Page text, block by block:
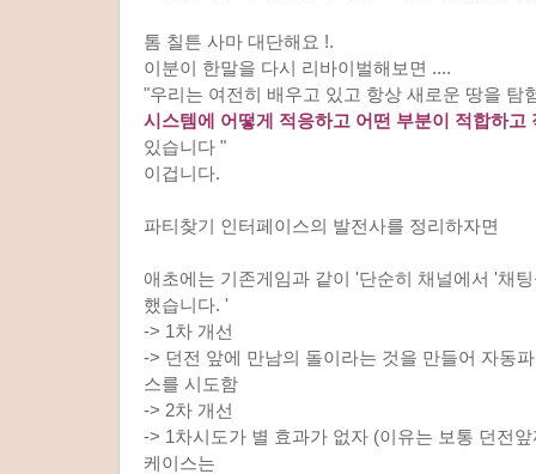
톰 칠튼 사마 대단해요 !.
이분이 한말을 다시 리바이벌해보면 ....
"우리는 여전히 배우고 있고 항상 새로운 땅을 탐
시스템에 어떻게 적응하고 어떤 부분이 적합하고
있습니다 "
이겁니다.
파티찾기 인터페이스의 발전사를 정리하자면
애초에는 기존게임과 같이 '단순히 채널에서 '채
했습니다. '
-> 1차 개선
-> 던전 앞에 만남의 돌이라는 것을 만들어 자동
스를 시도함
-> 2차 개선
-> 1차시도가 별 효과가 없자 (이유는 보통 던전
케이스는